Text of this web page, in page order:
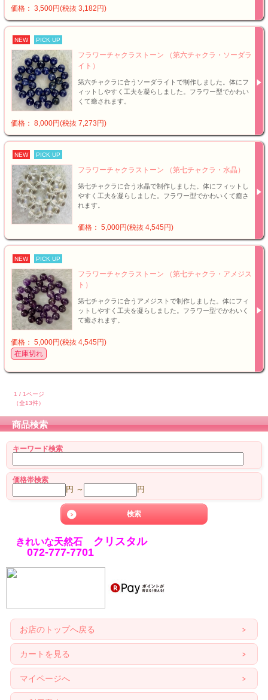
価格： 3,500円(税抜 3,182円)
NEW PICK UP
フラワーチャクラストーン （第六チャクラ・ソーダラ
イト）
第六チャクラに合うソーダライトで制作しました。体にフ
ィットしやすく工夫を凝らしました。フラワー型でかわい
くて癒されます。
価格： 8,000円(税抜 7,273円)
NEW PICK UP
フラワーチャクラストーン （第七チャクラ・水晶）
第七チャクラに合う水晶で制作しました。体にフィットし
やすく工夫を凝らしました。フラワー型でかわいくて癒さ
れます。
価格： 5,000円(税抜 4,545円)
NEW PICK UP
フラワーチャクラストーン （第七チャクラ・アメジス
ト）
第七チャクラに合うアメジストで制作しました。体にフィ
ットしやすく工夫を凝らしました。フラワー型でかわいく
て癒されます。
価格： 5,000円(税抜 4,545円)
在庫切れ
1 / 1ページ
（全13件）
商品検索
キーワード検索
価格帯検索
円 ～ 円
きれいな天然石
クリスタル
072-777-7701
お店のトップへ戻る
カートを見る
マイページへ